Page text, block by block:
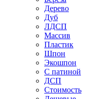
Дерево
Дуб
ЛДСП
Массив
Пластик
Шпон
Экошпон
С патиной
ДСП
Стоимость